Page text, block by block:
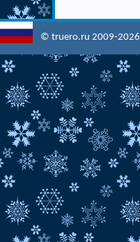
© truero.ru 2009-2026